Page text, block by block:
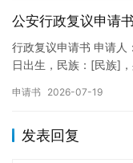
公安行政复议申请书
行政复议申请书 申请
日出生，民族：[民族]
申请书 2026-07-19
发表回复